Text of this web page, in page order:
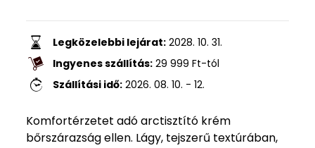
Legközelebbi lejárat: 2028. 10. 31.
Ingyenes szállítás: 29 999 Ft-tól
Szállítási idő: 2026. 08. 10. - 12.
Komfortérzetet adó arctisztító krém
bőrszárazság ellen. Lágy, tejszerű textúrában,